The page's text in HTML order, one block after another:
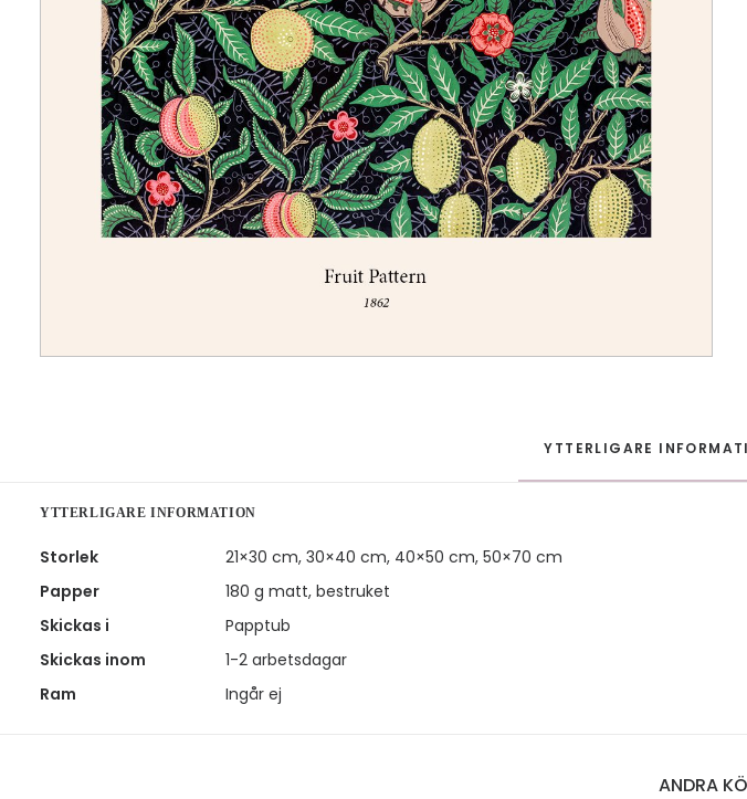
YTTERLIGARE
YTTERLIGARE INFORMATION
Storlek
21×30 cm, 30×40 cm, 40×50 cm, 50×70 cm
Papper
180 g matt, bestruket
Skickas i
Papptub
Skickas inom
1-2 arbetsdagar
Ram
Ingår ej
ANDRA